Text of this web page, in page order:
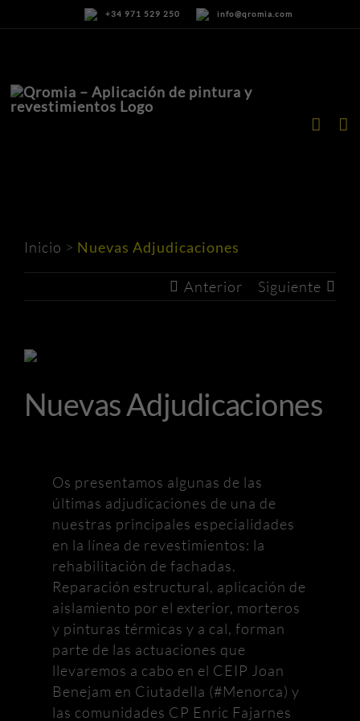
al
+34 971 529 250 info@qromia.com
Inicio > Nuevas Adjudicaciones
Anterior Siguiente
Ver
más
grande
Nuevas Adjudicaciones
Os presentamos algunas de las
últimas adjudicaciones de una de
nuestras principales especialidades
en la línea de revestimientos: la
rehabilitación de fachadas.
Reparación estructural, aplicación de
aislamiento por el exterior, morteros
y pinturas térmicas y a cal, forman
parte de las actuaciones que
llevaremos a cabo en el CEIP Joan
Benejam en Ciutadella (#Menorca) y
las comunidades CP Enric Fajarnes